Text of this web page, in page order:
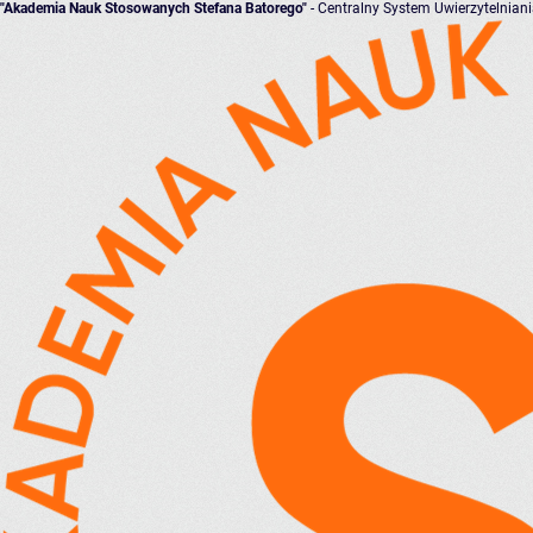
"Akademia Nauk Stosowanych Stefana Batorego" - Centralny System